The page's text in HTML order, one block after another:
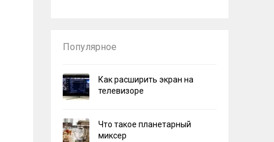
Популярное
Как расширить экран на
телевизоре
Что такое планетарный
миксер